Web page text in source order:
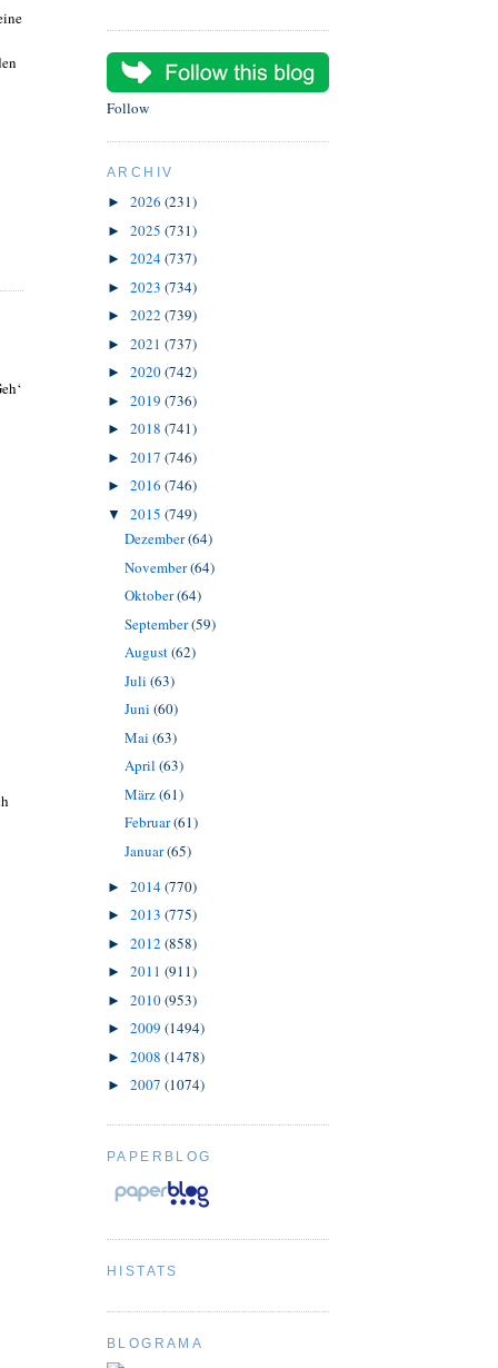
Follow
ARCHIV
► 2026 (231)
► 2025 (731)
► 2024(737)
► 2023 (734)
► 2022 (739)
► 2021 (737)
► 2020(742)
► 2019 (736)
► 2018 (741)
► 2017 (746)
► 2016 (746)
▼ 2015 (749)
Dezember(64)
November(64)
Oktober(64)
September(59)
August(62)
Juli (63)
Juni (60)
Mai (63)
April (63)
März(61)
Februar(61)
Januar(65)
► 2014(770)
► 2013 (775)
► 2012 (858)
► 2011 (911)
► 2010(953)
► 2009 (1494)
► 2008 (1478)
► 2007 (1074)
PAPERBLOG
HISTATS
BLOGRAMA